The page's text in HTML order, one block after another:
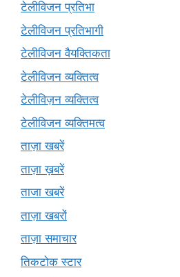
टेलीविजन प्रतिभा
टेलीविजन प्रतिभागी
टेलीविजन वैयक्तिकता
टेलीविजन व्यक्तित्व
टेलीविज़न व्यक्तित्व
टेलीविजन व्यक्तिमत्व
ताज़ा खबरें
ताज़ा ख़बरें
ताजा खबरें
ताज़ा खबरों
ताज़ा समाचार
तिकटोक स्टार